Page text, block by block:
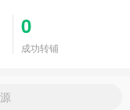
0
成功转铺